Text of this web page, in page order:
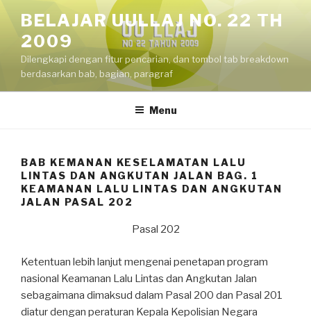
content
BELAJAR UULLAJ NO. 22 TH
2009
Dilengkapi dengan fitur pencarian, dan tombol tab breakdown
berdasarkan bab, bagian, paragraf
Menu
BAB KEMANAN KESELAMATAN LALU
LINTAS DAN ANGKUTAN JALAN BAG. 1
KEAMANAN LALU LINTAS DAN ANGKUTAN
JALAN PASAL 202
Pasal 202
Ketentuan lebih lanjut mengenai penetapan program
nasional Keamanan Lalu Lintas dan Angkutan Jalan
sebagaimana dimaksud dalam Pasal 200 dan Pasal 201
diatur dengan peraturan Kepala Kepolisian Negara